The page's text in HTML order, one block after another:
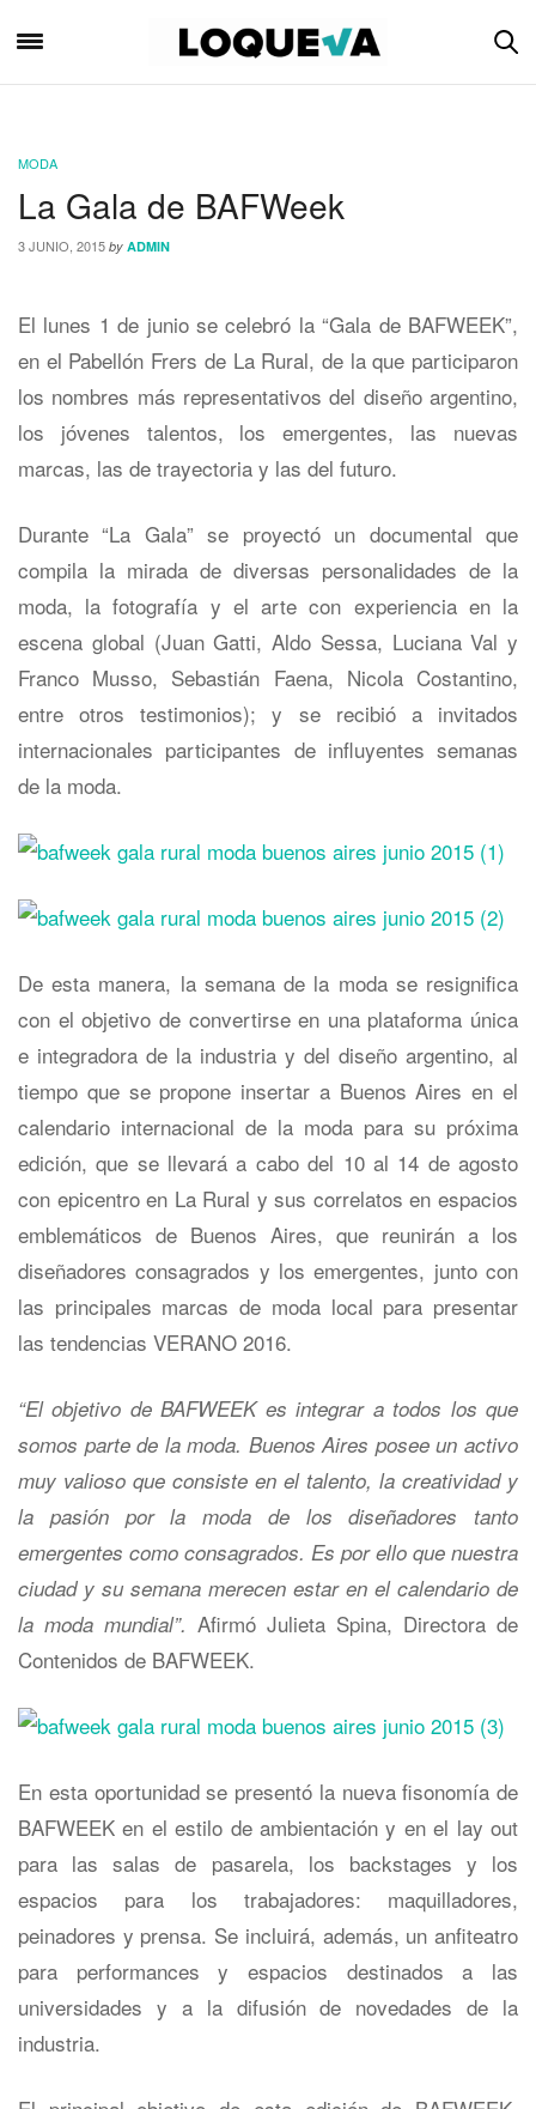
MODA
La Gala de BAFWeek
3 JUNIO, 2015 by ADMIN
El lunes 1 de junio se celebró la “Gala de BAFWEEK”,
en el Pabellón Frers de La Rural, de la que participaron
los nombres más representativos del diseño argentino,
los jóvenes talentos, los emergentes, las nuevas
marcas, las de trayectoria y las del futuro.
Durante “La Gala” se proyectó un documental que
compila la mirada de diversas personalidades de la
moda, la fotografía y el arte con experiencia en la
escena global (Juan Gatti, Aldo Sessa, Luciana Val y
Franco Musso, Sebastián Faena, Nicola Costantino,
entre otros testimonios); y se recibió a invitados
internacionales participantes de influyentes semanas
de la moda.
De esta manera, la semana de la moda se resignifica
con el objetivo de convertirse en una plataforma única
e integradora de la industria y del diseño argentino, al
tiempo que se propone insertar a Buenos Aires en el
calendario internacional de la moda para su próxima
edición, que se llevará a cabo del 10 al 14 de agosto
con epicentro en La Rural y sus correlatos en espacios
emblemáticos de Buenos Aires, que reunirán a los
diseñadores consagrados y los emergentes, junto con
las principales marcas de moda local para presentar
las tendencias VERANO 2016.
“El objetivo de BAFWEEK es integrar a todos los que
somos parte de la moda. Buenos Aires posee un activo
muy valioso que consiste en el talento, la creatividad y
la pasión por la moda de los diseñadores tanto
emergentes como consagrados. Es por ello que nuestra
ciudad y su semana merecen estar en el calendario de
la moda mundial”. Afirmó Julieta Spina, Directora de
Contenidos de BAFWEEK.
En esta oportunidad se presentó la nueva fisonomía de
BAFWEEK en el estilo de ambientación y en el lay out
para las salas de pasarela, los backstages y los
espacios para los trabajadores: maquilladores,
peinadores y prensa. Se incluirá, además, un anfiteatro
para performances y espacios destinados a las
universidades y a la difusión de novedades de la
industria.